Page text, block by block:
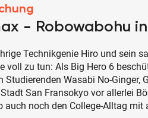
- Robowabohu
Technikgenie Hiro und sein
voll zu tun: Als Big Hero 6
Studierenden Wasabi No-Ginger,
Stadt San Fransokyo vor allerlei
auch noch den College-Alltag mit